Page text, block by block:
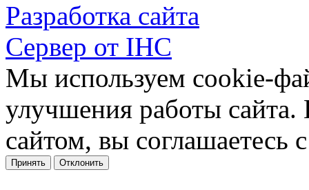
Разработка сайта
Сервер от IHC
Мы используем cookie-
улучшения работы сайта.
сайтом, вы соглашаетесь
Принять Отклонить